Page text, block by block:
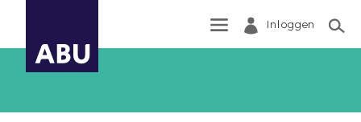
Inloggen